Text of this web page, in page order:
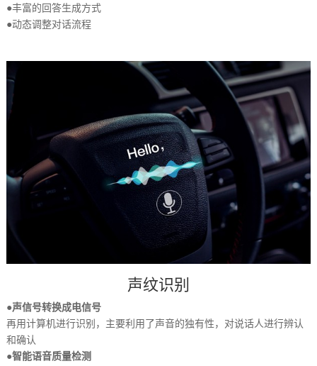
●丰富的回答生成方式
●动态调整对话流程
声纹识别
●声信号转换成电信号
再用计算机进行识别，主要利用了声音的独有性，对说话人进行辨认
和确认­
●智能语音质量检测